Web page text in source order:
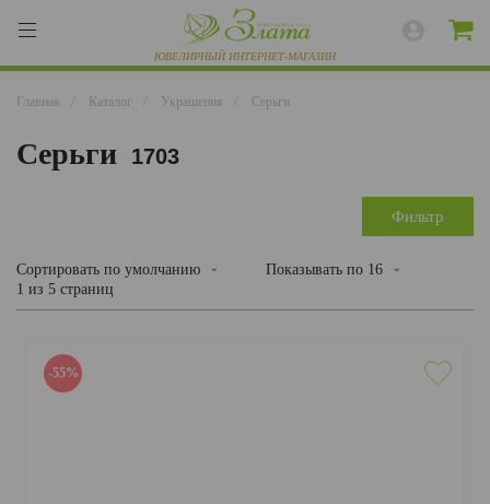
ВЕСЬ КАТАЛОГ
БРАСЛЕТЫ
ЦЕПИ
Главная Каталог Украшения Серьги
Серьги 1703
Фильтр
Сортировать по умолчанию Показывать по 16
1 из 5 страниц
-55%